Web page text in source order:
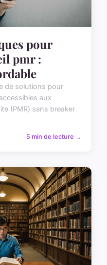
pour
pmr :
de solutions pour
aux
(PMR) sans breaker
5 min de lecture →